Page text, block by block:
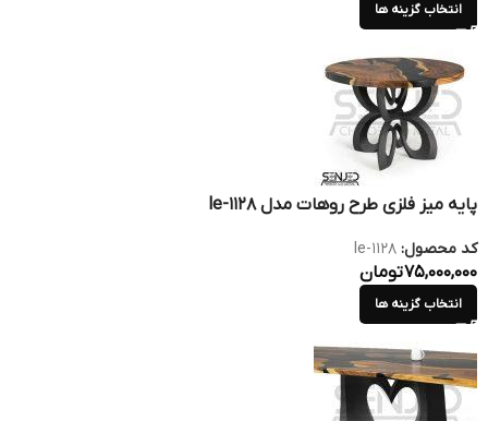
انتخاب گزینه ها
پایه میز فلزی طرح روهات مدل le-1128
کد محصول: le-1128
75,000,000تومان
انتخاب گزینه ها